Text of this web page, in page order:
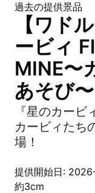
過去の提供景品
【ワド
ービィ
MINE〜
あそび〜
『星のカー
カービィたち
場！
提供開始日:
約3cm